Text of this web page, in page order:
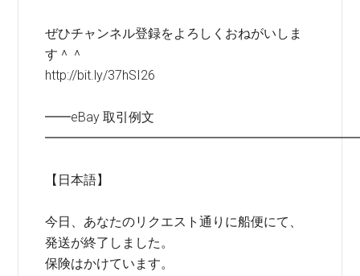
ぜひチャンネル登録をよろしくおねがいしま
す＾＾
http://bit.ly/37hSI26
━━eBay 取引例文
【日本語】
今日、あなたのリクエスト通りに船便にて、
発送が終了しました。
保険はかけています。